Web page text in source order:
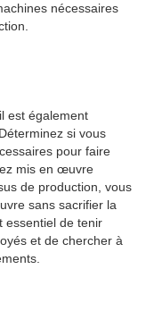
nécessaires
est également
si vous
pour faire
mis en œuvre
de production, vous
sans sacrifier la
essentiel de tenir
et de chercher à